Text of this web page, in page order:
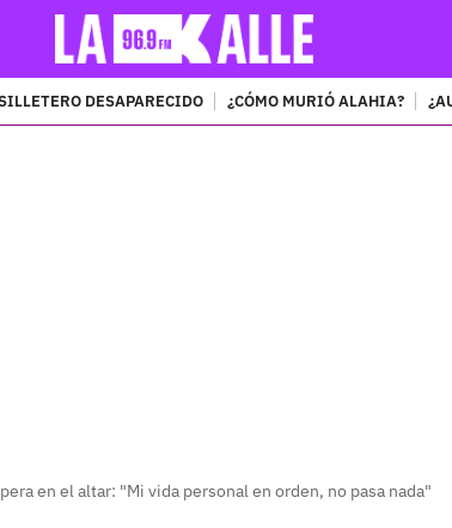
DESAPARECIDO ¿CÓMO MURIÓ ALAHIA?
en el altar: "Mi vida personal en orden, no pasa nada"